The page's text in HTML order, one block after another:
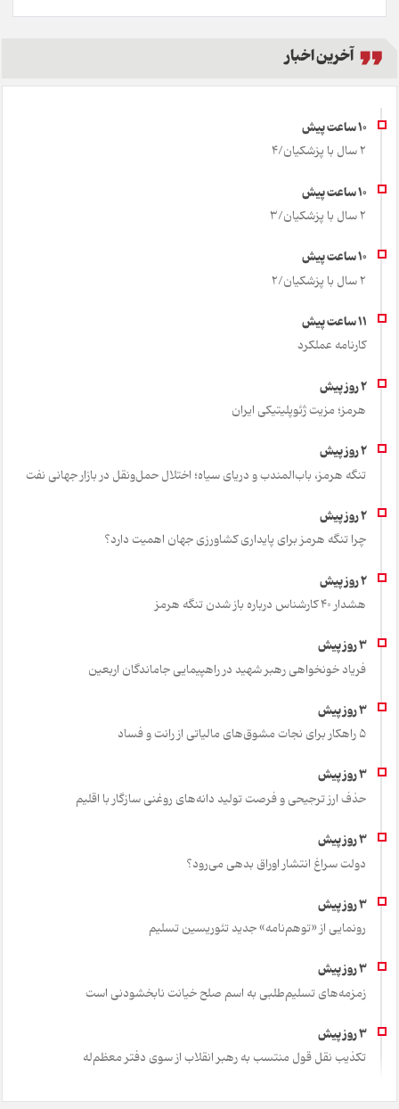
آخرین اخبار
2 سال با پزشکیان/4
2 سال با پزشکیان/3
2 سال با پزشکیان/2
کارنامه عملکرد
هرمز؛ مزیت ژئوپلیتیکی ایران
تنگه هرمز، باب‌المندب و دریای سیاه؛ اختلال حمل‌ونقل در بازار جهانی نفت
چرا تنگه هرمز برای پایداری کشاورزی جهان اهمیت دارد؟
هشدار 40 کارشناس درباره باز شدن تنگه هرمز
فریاد خونخواهی رهبر شهید در راهپیمایی جاماندگان اربعین
۵ راهکار برای نجات مشوق‌های مالیاتی از رانت و فساد
حذف ارز ترجیحی و فرصت تولید دانه‌های روغنی سازگار با اقلیم
دولت سراغ انتشار اوراق بدهی می‌رود؟
رونمایی از «توهم‌نامه» جدید تئور‌یسین تسلیم
زمزمه‌های تسلیم‌طلبی به اسم صلح خیانت نابخشودنی است
تکذیب نقل قول منتسب به رهبر انقلاب از سوی دفتر معظم‌له